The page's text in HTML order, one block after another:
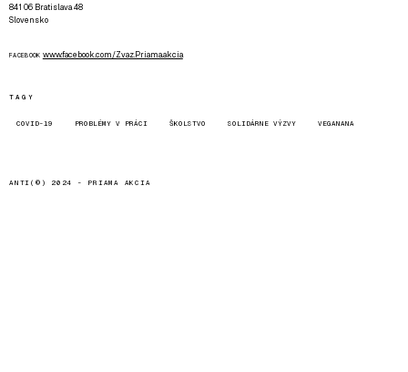
841 06 Bratislava 48
Slovensko
FACEBOOK www.facebook.com/Zvaz.Priama.akcia
TAGY
COVID-19 PROBLÉMY V PRÁCI ŠKOLSTVO SOLIDÁRNE VÝZVY VEGANANA
ANTI(©) 2024 - PRIAMA AKCIA